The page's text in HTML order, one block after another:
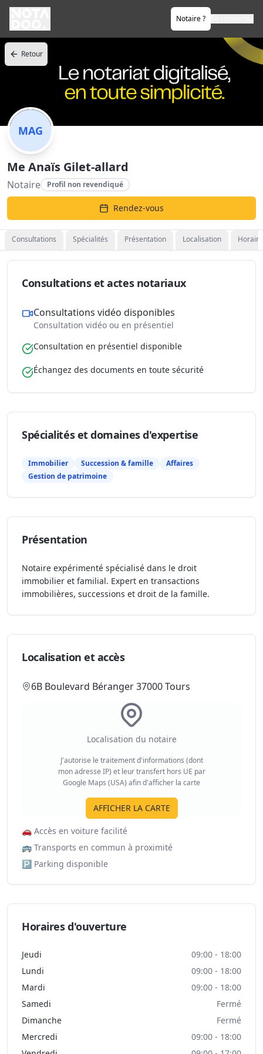
Notaire ?
Retour
MAG
Me Anaïs Gilet-allard
Notaire Profil non revendiqué
Rendez-vous
Consultations Spécialités Présentation Localisation
Consultations et actes notariaux
Consultations vidéo disponibles
Consultation vidéo ou en présentiel
Consultation en présentiel disponible
Échangez des documents en toute sécurité
Spécialités et domaines d'expertise
Immobilier Succession & famille
Affaires
Gestion de patrimoine
Présentation
Notaire expérimenté spécialisé dans le droit
immobilier et familial. Expert en transactions
immobilières, successions et droit de la famille.
Localisation et accès
6B Boulevard Béranger 37000 Tours
Localisation du notaire
J'autorise le traitement d'informations (dont
mon adresse IP) et leur transfert hors UE par
Google Maps (USA) afin d'afficher la carte
AFFICHER LA CARTE
🚗 Accès en voiture facilité
🚌 Transports en commun à proximité
🅿️ Parking disponible
Horaires d'ouverture
Jeudi
09:00 - 18:00
Lundi
09:00 - 18:00
Mardi
09:00 - 18:00
Samedi
Fermé
Dimanche
Fermé
Mercredi
09:00 - 18:00